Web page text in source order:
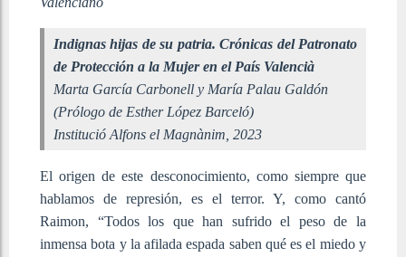
Indignas hijas de su patria. Crónicas del Patronato
de Protección a la Mujer en el País Valencià
Marta García Carbonell y María Palau Galdón
(Prólogo de Esther López Barceló)
Institució Alfons el Magnànim, 2023
El origen de este desconocimiento, como siempre que
hablamos de represión, es el terror. Y, como cantó
Raimon, “Todos los que han sufrido el peso de la
inmensa bota y la afilada espada saben qué es el miedo y